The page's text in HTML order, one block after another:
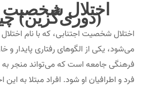
اختلال شخصیت
(دوری‌گزین)
اختلال شخصیت اجتنابی، که با نام
می‌شود، یکی از الگوهای رفتاری پایدار و
فرهنگی جامعه است که می‌تواند منجر به
فرد و اطرافیان او شود. افراد مبتلا به این